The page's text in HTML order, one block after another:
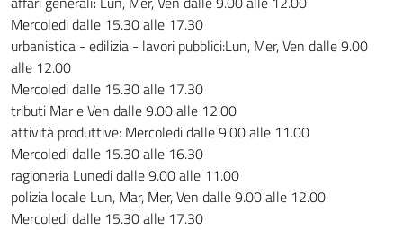
Mercoledi dalle 15.30 alle 17.30
urbanistica - edilizia - lavori pubblici:Lun, Mer, Ven dalle 9.00
alle 12.00
Mercoledi dalle 15.30 alle 17.30
tributi Mar e Ven dalle 9.00 alle 12.00
attività produttive: Mercoledi dalle 9.00 alle 11.00
Mercoledi dalle 15.30 alle 16.30
ragioneria Lunedi dalle 9.00 alle 11.00
polizia locale Lun, Mar, Mer, Ven dalle 9.00 alle 12.00
Mercoledi dalle 15.30 alle 17.30